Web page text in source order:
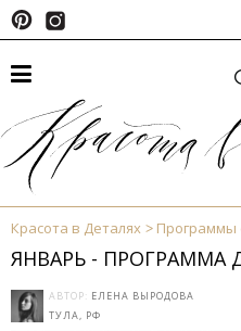
Красота в Деталях Программы
ЯНВАРЬ - ПРОГРАММА
АВТОР: ЕЛЕНА ВЫРОДОВА
ТУЛА, РФ